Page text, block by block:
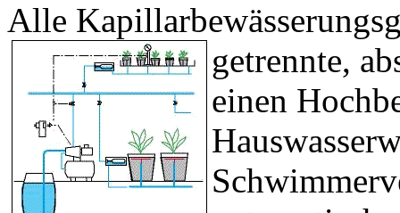
Alle
getrennte,
einen